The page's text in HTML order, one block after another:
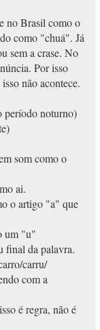
no Brasil como o
como "chuá". Já
sem a crase. No
Por isso
não acontece.
período noturno)
som como o
ai.
o artigo "a" que
um "u"
final da palavra.
carru/
com a
é regra, não é